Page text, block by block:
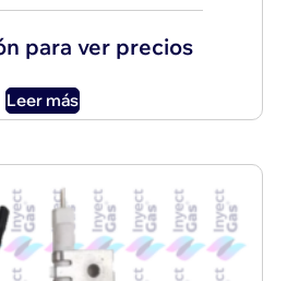
para ver precios
Leer más